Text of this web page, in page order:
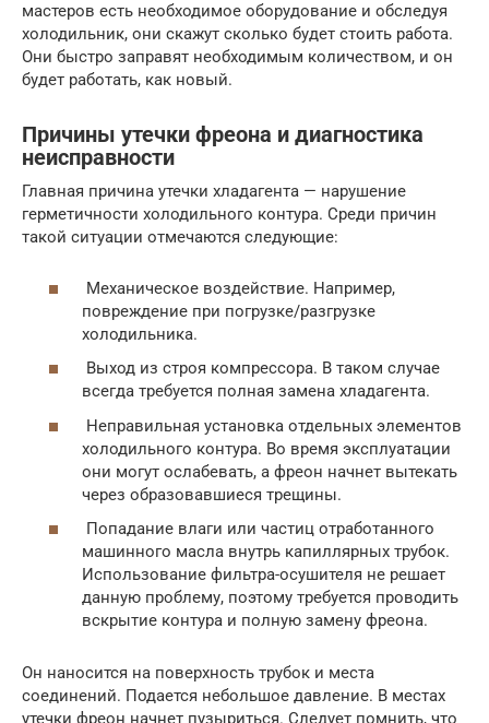
мастеров есть необходимое оборудование и обследуя
холодильник, они скажут сколько будет стоить работа.
Они быстро заправят необходимым количеством, и он
будет работать, как новый.
Причины утечки фреона и диагностика
неисправности
Главная причина утечки хладагента — нарушение
герметичности холодильного контура. Среди причин
такой ситуации отмечаются следующие:
Механическое воздействие. Например,
повреждение при погрузке/разгрузке
холодильника.
Выход из строя компрессора. В таком случае
всегда требуется полная замена хладагента.
Неправильная установка отдельных элементов
холодильного контура. Во время эксплуатации
они могут ослабевать, а фреон начнет вытекать
через образовавшиеся трещины.
Попадание влаги или частиц отработанного
машинного масла внутрь капиллярных трубок.
Использование фильтра-осушителя не решает
данную проблему, поэтому требуется проводить
вскрытие контура и полную замену фреона.
Он наносится на поверхность трубок и места
соединений. Подается небольшое давление. В местах
утечки фреон начнет пузыриться. Следует помнить, что